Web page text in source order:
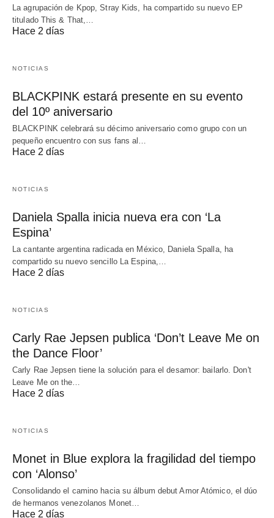
La agrupación de Kpop, Stray Kids, ha compartido su nuevo EP
titulado This & That,…
Hace 2 días
NOTICIAS
BLACKPINK estará presente en su evento
del 10º aniversario
BLACKPINK celebrará su décimo aniversario como grupo con un
pequeño encuentro con sus fans al…
Hace 2 días
NOTICIAS
Daniela Spalla inicia nueva era con ‘La
Espina’
La cantante argentina radicada en México, Daniela Spalla, ha
compartido su nuevo sencillo La Espina,…
Hace 2 días
NOTICIAS
Carly Rae Jepsen publica ‘Don’t Leave Me on
the Dance Floor’
Carly Rae Jepsen tiene la solución para el desamor: bailarlo. Don't
Leave Me on the…
Hace 2 días
NOTICIAS
Monet in Blue explora la fragilidad del tiempo
con ‘Alonso’
Consolidando el camino hacia su álbum debut Amor Atómico, el dúo
de hermanos venezolanos Monet…
Hace 2 días